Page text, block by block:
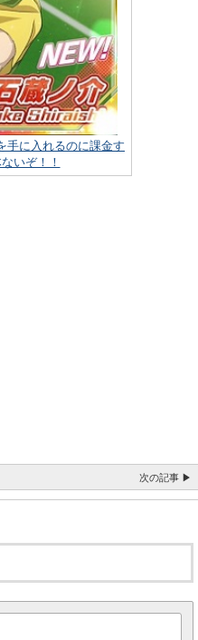
手に入れるのに課金す
いぞ！！
次の記事 ▶